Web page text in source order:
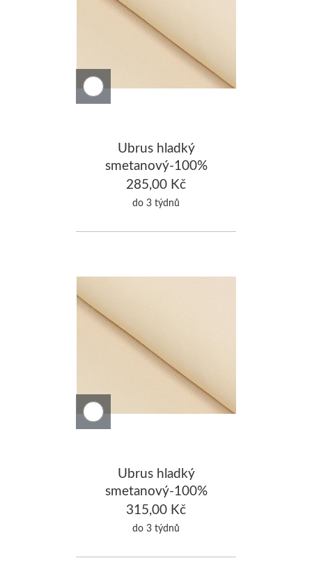
Ubrus hladký
smetanový-100%
Bavlna 140x140cm
285,00 Kč
do 3 týdnů
Ubrus hladký
smetanový-100%
Bavlna 140x160cm
315,00 Kč
do 3 týdnů